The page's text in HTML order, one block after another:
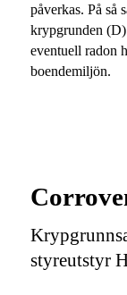
påverkas. På så
krypgrunden (D)
eventuell radon
boendemiljön.
styreutstyr